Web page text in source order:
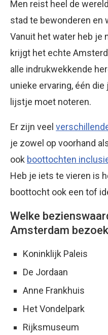
Men reist heel de
stad te bewonderen en
Vanuit het water heb je
krijgt het echte
alle indrukwekkende
unieke ervaring, één
lijstje moet noteren.
Er zijn veel
je zowel op voorhand
ook boottochten
Heb je iets te vieren is
boottocht ook een tof
Welke
Amsterdam
Koninklijk Paleis
De Jordaan
Anne Frankhuis
Het Vondelpark
Rijksmuseum